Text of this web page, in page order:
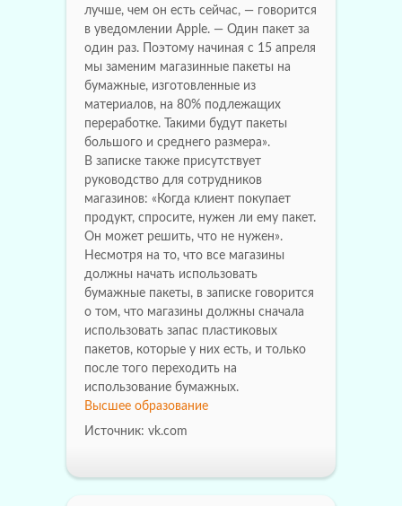
лучше, чем он есть сейчас, — говорится
в уведомлении Apple. — Один пакет за
один раз. Поэтому начиная с 15 апреля
мы заменим магазинные пакеты на
бумажные, изготовленные из
материалов, на 80% подлежащих
переработке. Такими будут пакеты
большого и среднего размера».
В записке также присутствует
руководство для сотрудников
магазинов: «Когда клиент покупает
продукт, спросите, нужен ли ему пакет.
Он может решить, что не нужен».
Несмотря на то, что все магазины
должны начать использовать
бумажные пакеты, в записке говорится
о том, что магазины должны сначала
использовать запас пластиковых
пакетов, которые у них есть, и только
после того переходить на
использование бумажных.
Высшее образование
Источник: vk.com